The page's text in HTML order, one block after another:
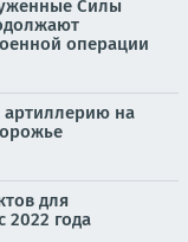
Силы
операции
артиллерию на
для
2022 года